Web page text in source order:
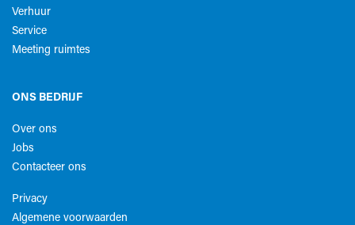
Verhuur
Service
Meeting ruimtes
ONS BEDRIJF
Over ons
Jobs
Contacteer ons
Privacy
Algemene voorwaarden​